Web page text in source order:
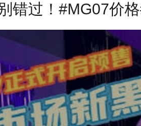
错过！#MG07价